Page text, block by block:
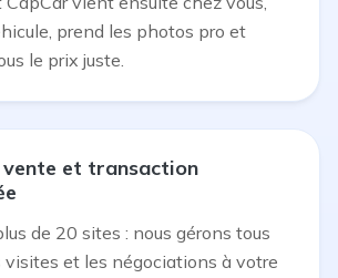
prend les photos pro et
le prix juste.
vente et transaction
de 20 sites : nous gérons tous
visites et les négociations à votre